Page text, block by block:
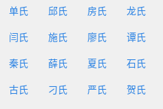
单氏 邱氏 房氏 龙氏
闫氏 施氏 廖氏 谭氏
秦氏 薛氏 夏氏 石氏
古氏 刁氏 严氏 贺氏